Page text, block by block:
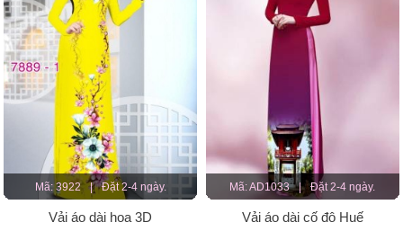
Mã: 3922 | Đặt 2-4 ngày.
Vải áo dài hoa 3D
Mã: AD1033 | Đặt 2-4 ngày.
Vải áo dài cố đô Huế